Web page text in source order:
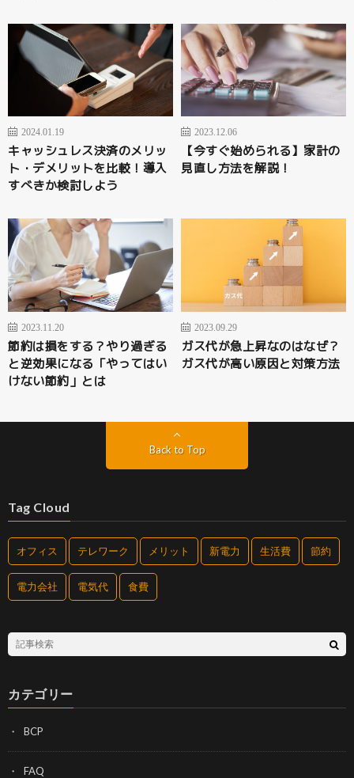
2024.01.19
キャッシュレス決済のメリッ
ト・デメリットを比較！導入
すべきか検討しよう
2023.12.06
【今すぐ始められる】家計の
見直し方法を解説！
2023.11.20
節約は損をする？やり過ぎる
と逆効果になる「やってはい
けない節約」とは
2023.09.29
ガス代が急上昇なのはなぜ？
ガス代が高い原因と対策方法
Back to Top
Tag Cloud
オフィス テレワーク メリット 新電力 生活費 節約
電力会社 電気代 食費
カテゴリー
BCP
FAQ